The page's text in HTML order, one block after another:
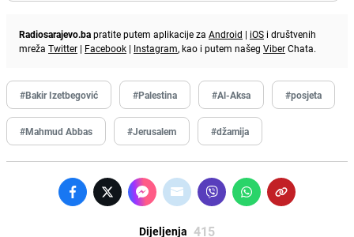
Radiosarajevo.bapratite putem aplikacije za Android | iOS i društvenih
mreža Twitter | Facebook | Instagram, kao i putem našeg ViberChata.
#Bakir Izetbegović #Palestina #Al-Aksa #posjeta
#Mahmud Abbas #Jerusalem #džamija
Dijeljenja 415